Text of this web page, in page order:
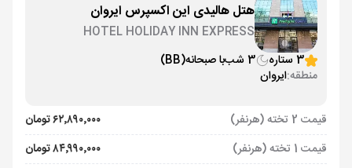
هتل هالیدی این اکسپرس ایروان
HOTEL HOLIDAY INN EXPRESS
3 ستاره
3 شب با صبحانه(BB)
منطقه:ایروان
قیمت 2 تخته (هرنفر)
۶۲٬۸۹۰٬۰۰۰ تومان
قیمت 1 تخته (هرنفر)
۸۴٬۹۹۰٬۰۰۰ تومان